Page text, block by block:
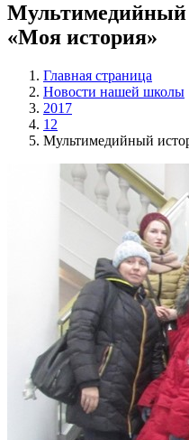
Мультимедийный
«Моя история»
Главная страница
Новости нашей школы
2017
12
Мультимедийный